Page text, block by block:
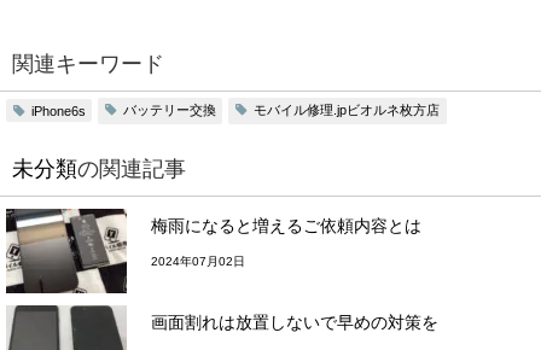
関連キーワード
iPhone6s バッテリー交換 モバイル修理.jpビオルネ枚方店
未分類の関連記事
梅雨になると増えるご依頼内容とは
2024年07月02日
画面割れは放置しないで早めの対策を